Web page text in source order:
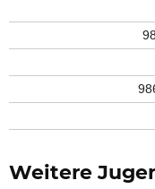
Weitere